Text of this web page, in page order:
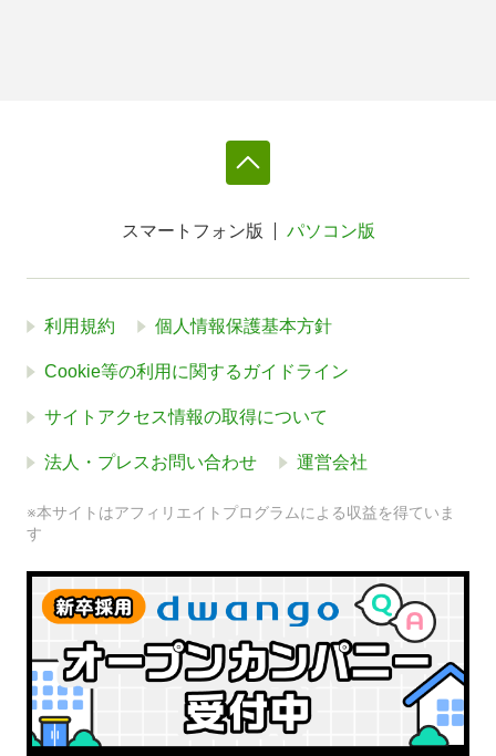
スマートフォン版 パソコン版
利用規約 個人情報保護基本方針
Cookie等の利用に関するガイドライン
サイトアクセス情報の取得について
法人・プレスお問い合わせ 運営会社
※本サイトはアフィリエイトプログラムによる収益を得ていま
す